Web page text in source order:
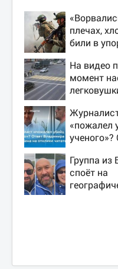
плечах,
били в
Дружковка
«птах
На видео
момент
минимум
человек
«пожалел
ученого»?
отклики
Группа из
споёт на